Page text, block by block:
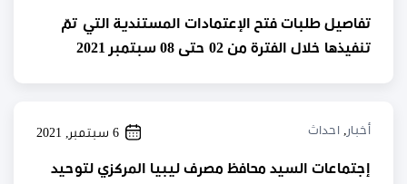
تفاصيل طلبات فتح الإعتمادات المستندية التي تمّ
تنفيذها خلال الفترة من 02 حتى 08 سبتمبر 2021
أخبار , احداث 6 سبتمبر, 2021
إجتماعات السيد محافظ مصرف ليبيا المركزي لتوحيد